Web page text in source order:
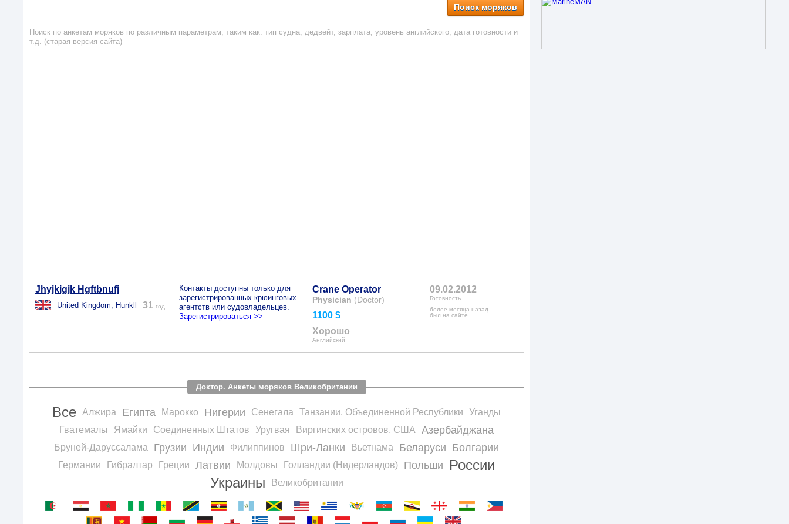
Поиск моряков
Поиск по анкетам моряков по различным параметрам, таким как: тип судна, дедвейт, зарплата, уровень английского, дата готовности и
т.д. (старая версия сайта)
Jhyjkigjk Hgftbnufj
United Kingdom, Hunkll 31 год
Контакты доступны только для
зарегистрированных крюинговых
агентств или судовладельцев.
Зарегистрироваться >>
Crane Operator
Physician (Doctor)
1100 $
Хорошо
Английский
09.02.2012
Готовность
более месяца назад
был на сайте
Доктор. Анкеты моряков Великобритании
Все Алжира Египта Марокко Нигерии Сенегала Танзании, Объединенной Республики
Уганды
Гватемалы
Ямайки Соединенных Штатов Уругвая Виргинских островов, США Азербайджана
Бруней-Даруссалама Грузии Индии Филиппинов Шри-Ланки Вьетнама Беларуси Болгарии
Германии Гибралтар Греции Латвии Молдовы Голландии (Нидерландов) Польши
России
Украины
Великобритании